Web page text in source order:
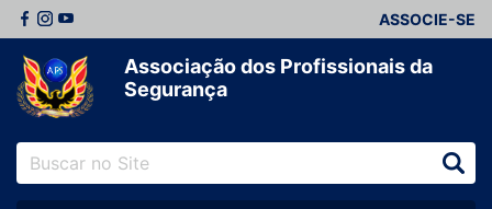
ASSOCIE-SE
Associação dos Profissionais da
Segurança